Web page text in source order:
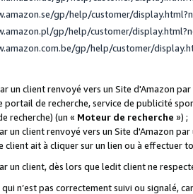
gp/help/customer/
gp/help/customer/
gp/help/customer/
un client renvoyé vers un Site d'Amazon
portail de recherche, service de publicité
recherche) (un « Moteur de recherche ») ;
un client renvoyé vers un Site d'Amazon
client ait à cliquer sur un lien ou à
un client, dès lors que ledit client ne
n’est pas correctement suivi ou signalé,